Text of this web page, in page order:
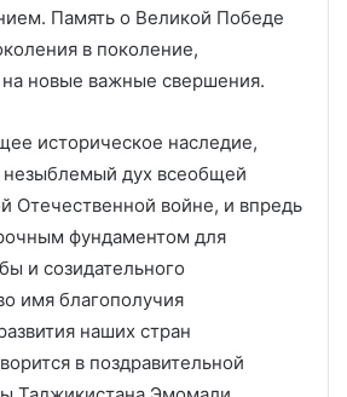
Память о Великой Победе
в поколение,
на новые важные свершения.
историческое наследие,
дух всеобщей
Отечественной войне, и впредь
фундаментом для
и созидательного
имя благополучия
наших стран
в поздравительной